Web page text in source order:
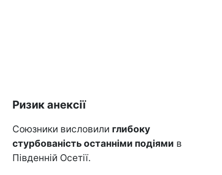
Ризик анексії
Союзники висловили глибоку
стурбованість останніми подіями в
Південній Осетії.